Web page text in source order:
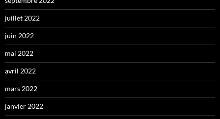
juillet 2022
juin 2022
mai 2022
avril 2022
mars 2022
janvier 2022